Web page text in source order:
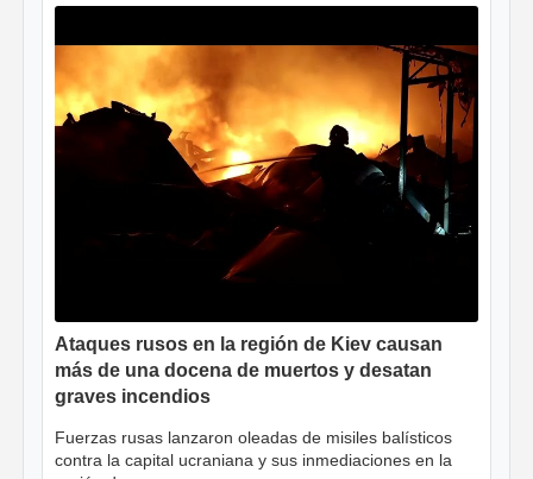
Ataques rusos en la región de Kiev causan
más de una docena de muertos y desatan
graves incendios
Fuerzas rusas lanzaron oleadas de misiles balísticos
contra la capital ucraniana y sus inmediaciones en la